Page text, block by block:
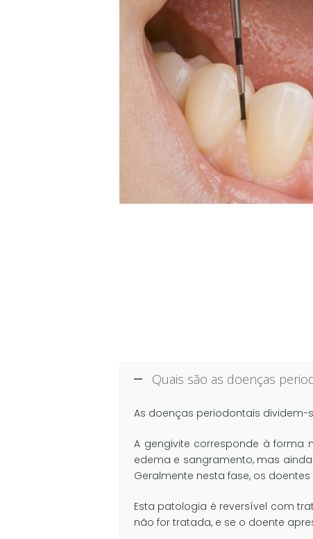
Quais são as doenças
As doenças periodontais dividem-
A gengivite corresponde à forma
edema e sangramento, mas
Geralmente nesta fase, os
Esta patologia é reversível com
não for tratada, e se o doente